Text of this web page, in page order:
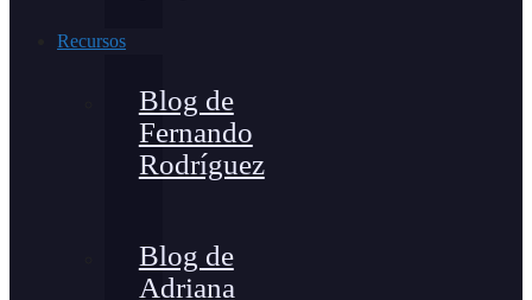
Recursos
Blog de
Fernando
Rodríguez
Blog de
Adriana